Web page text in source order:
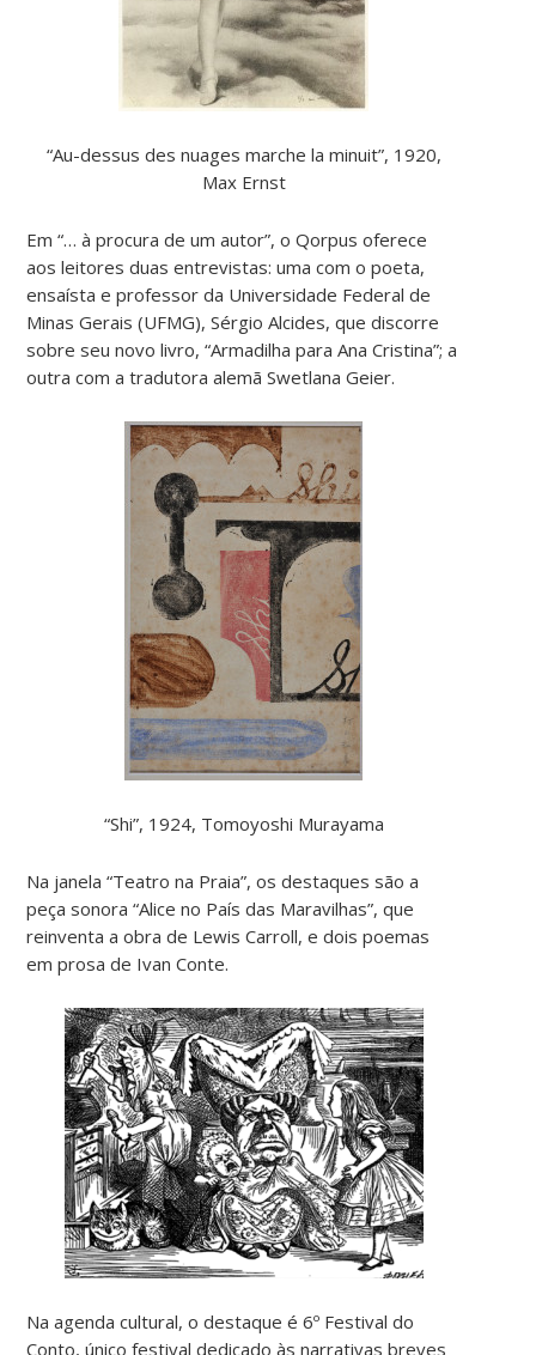
“Au-dessus des nuages marche la minuit”, 1920,
Max Ernst
Em “… à procura de um autor”, o Qorpus oferece
aos leitores duas entrevistas: uma com o poeta,
ensaísta e professor da Universidade Federal de
Minas Gerais (UFMG), Sérgio Alcides, que discorre
sobre seu novo livro, “Armadilha para Ana Cristina”; a
outra com a tradutora alemã Swetlana Geier.
“Shi”, 1924, Tomoyoshi Murayama
Na janela “Teatro na Praia”, os destaques são a
peça sonora “Alice no País das Maravilhas”, que
reinventa a obra de Lewis Carroll, e dois poemas
em prosa de Ivan Conte.
Na agenda cultural, o destaque é 6º Festival do
Conto, único festival dedicado às narrativas breves